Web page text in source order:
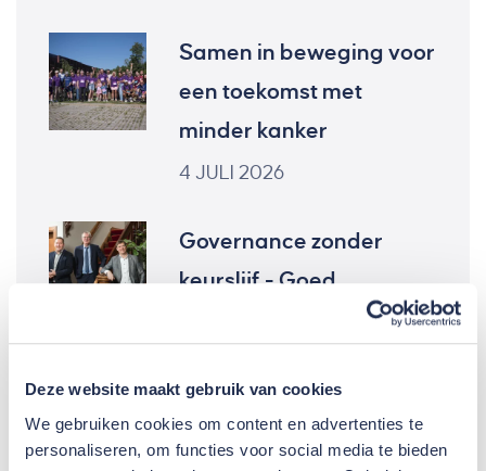
Deze website maakt gebruik van cookies
We gebruiken cookies om content en advertenties te
personaliseren, om functies voor social media te bieden
Samen in beweging voor
een toekomst met
minder kanker
4 JULI 2026
Governance zonder
keurslijf - Goed
eigenaarschap volgens
25 JUNI 2026